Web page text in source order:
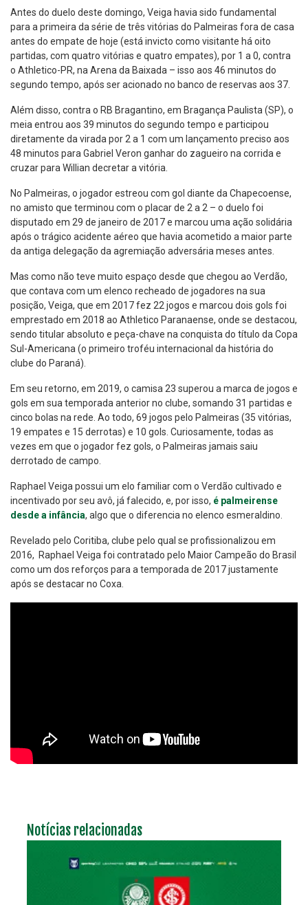
Antes do duelo deste domingo, Veiga havia sido fundamental
para a primeira da série de três vitórias do Palmeiras fora de casa
antes do empate de hoje (está invicto como visitante há oito
partidas, com quatro vitórias e quatro empates), por 1 a 0, contra
o Athletico-PR, na Arena da Baixada – isso aos 46 minutos do
segundo tempo, após ser acionado no banco de reservas aos 37.
Além disso, contra o RB Bragantino, em Bragança Paulista (SP), o
meia entrou aos 39 minutos do segundo tempo e participou
diretamente da virada por 2 a 1 com um lançamento preciso aos
48 minutos para Gabriel Veron ganhar do zagueiro na corrida e
cruzar para Willian decretar a vitória.
No Palmeiras, o jogador estreou com gol diante da Chapecoense,
no amisto que terminou com o placar de 2 a 2 – o duelo foi
disputado em 29 de janeiro de 2017 e marcou uma ação solidária
após o trágico acidente aéreo que havia acometido a maior parte
da antiga delegação da agremiação adversária meses antes.
Mas como não teve muito espaço desde que chegou ao Verdão,
que contava com um elenco recheado de jogadores na sua
posição, Veiga, que em 2017 fez 22 jogos e marcou dois gols foi
emprestado em 2018 ao Athletico Paranaense, onde se destacou,
sendo titular absoluto e peça-chave na conquista do título da Copa
Sul-Americana (o primeiro troféu internacional da história do
clube do Paraná).
Em seu retorno, em 2019, o camisa 23 superou a marca de jogos e
gols em sua temporada anterior no clube, somando 31 partidas e
cinco bolas na rede. Ao todo, 69 jogos pelo Palmeiras (35 vitórias,
19 empates e 15 derrotas) e 10 gols. Curiosamente, todas as
vezes em que o jogador fez gols, o Palmeiras jamais saiu
derrotado de campo.
Raphael Veiga possui um elo familiar com o Verdão cultivado e
incentivado por seu avô, já falecido, e, por isso, é palmeirense
desde a infância, algo que o diferencia no elenco esmeraldino.
Revelado pelo Coritiba, clube pelo qual se profissionalizou em
2016, Raphael Veiga foi contratado pelo Maior Campeão do Brasil
como um dos reforços para a temporada de 2017 justamente
após se destacar no Coxa.
Notícias relacionadas